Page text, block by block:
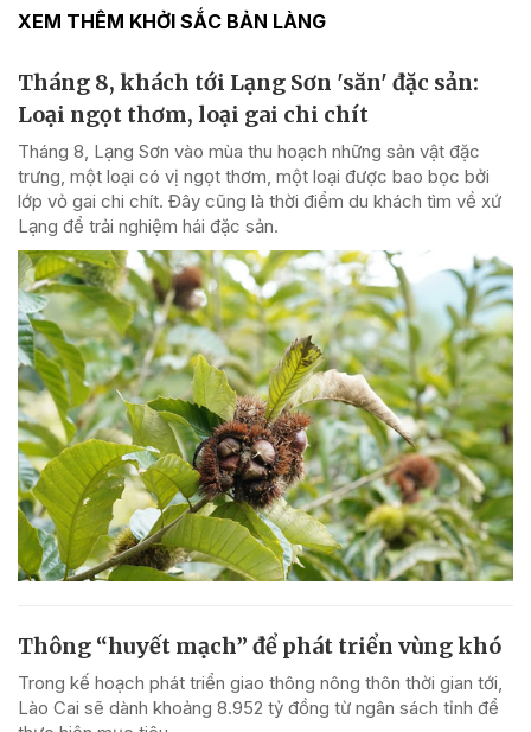
XEM THÊM KHỞI SẮC BẢN LÀNG
Tháng 8, khách tới Lạng Sơn 'săn' đặc sản:
Loại ngọt thơm, loại gai chi chít
Tháng 8, Lạng Sơn vào mùa thu hoạch những sản vật đặc
trưng, một loại có vị ngọt thơm, một loại được bao bọc bởi
lớp vỏ gai chi chít. Đây cũng là thời điểm du khách tìm về xứ
Lạng để trải nghiệm hái đặc sản.
Thông “huyết mạch” để phát triển vùng khó
Trong kế hoạch phát triển giao thông nông thôn thời gian tới,
Lào Cai sẽ dành khoảng 8.952 tỷ đồng từ ngân sách tỉnh để